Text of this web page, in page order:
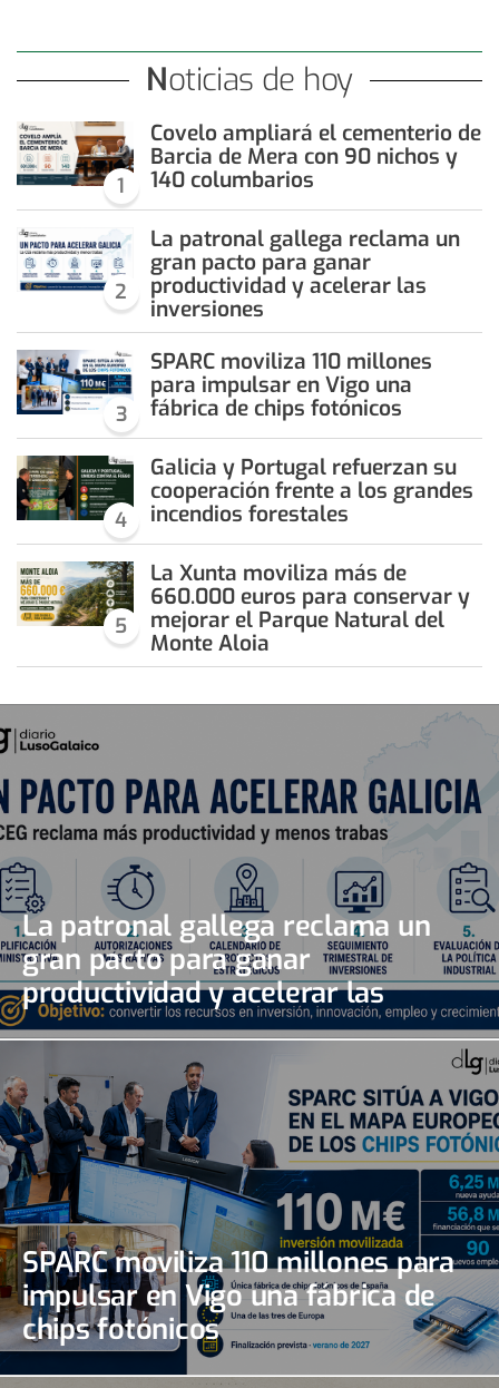
Noticias de hoy
1
Covelo ampliará el cementerio de
Barcia de Mera con 90 nichos y
140 columbarios
2
La patronal gallega reclama un
gran pacto para ganar
productividad y acelerar las
inversiones
3
SPARC moviliza 110 millones
para impulsar en Vigo una
fábrica de chips fotónicos
4
Galicia y Portugal refuerzan su
cooperación frente a los grandes
incendios forestales
5
La Xunta moviliza más de
660.000 euros para conservar y
mejorar el Parque Natural del
Monte Aloia
La patronal gallega reclama un
gran pacto para ganar
productividad y acelerar las
inversiones
SPARC moviliza 110 millones para
impulsar en Vigo una fábrica de
chips fotónicos